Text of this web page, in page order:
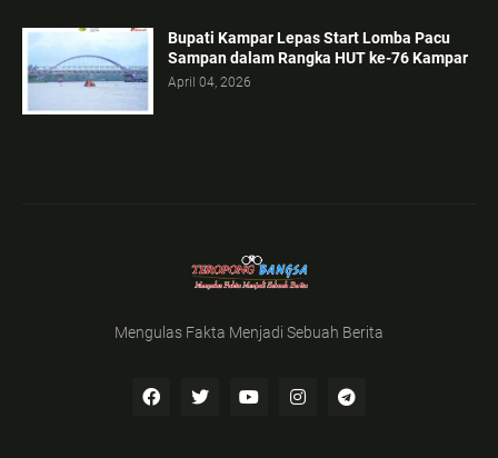
Bupati Kampar Lepas Start Lomba Pacu
Sampan dalam Rangka HUT ke-76 Kampar
April 04, 2026
Mengulas Fakta Menjadi Sebuah Berita